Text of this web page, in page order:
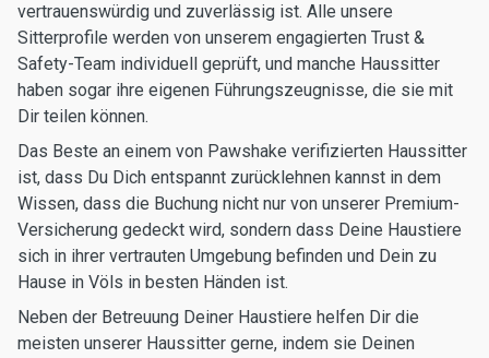
vertrauenswürdig und zuverlässig ist. Alle unsere
Sitterprofile werden von unserem engagierten Trust &
Safety-Team individuell geprüft, und manche Haussitter
haben sogar ihre eigenen Führungszeugnisse, die sie mit
Dir teilen können.
Das Beste an einem von Pawshake verifizierten Haussitter
ist, dass Du Dich entspannt zurücklehnen kannst in dem
Wissen, dass die Buchung nicht nur von unserer Premium-
Versicherung gedeckt wird, sondern dass Deine Haustiere
sich in ihrer vertrauten Umgebung befinden und Dein zu
Hause in Völs in besten Händen ist.
Neben der Betreuung Deiner Haustiere helfen Dir die
meisten unserer Haussitter gerne, indem sie Deinen